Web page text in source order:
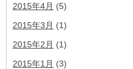
2015年4月 (5)
2015年3月 (1)
2015年2月 (1)
2015年1月 (3)